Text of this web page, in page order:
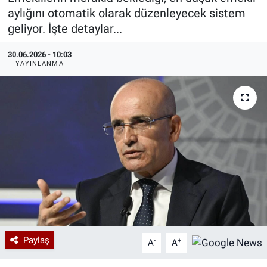
aylığını otomatik olarak düzenleyecek sistem
geliyor. İşte detaylar...
30.06.2026 - 10:03
YAYINLANMA
Paylaş A- A+
Özel Haberler
Yazarlar
Dünya
Medya
Teknoloji
Ramazan
Haber Arşivi